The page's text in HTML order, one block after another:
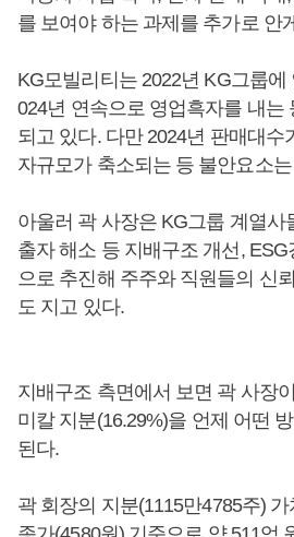
를 보여야 하는 과제를 추가로 안
KG모빌리티는 2022년 KG그룹에
024년 연속으로 영업흑자를 내는
되고 있다. 다만 2024년 판매대수
자규모가 축소되는 등 불안요소
아울러 곽 사장은 KG그룹 계열사
출자 해소 등 지배구조 개선,
으로 추진해 주주와 직원들의 신
도 지고 있다.
지배구조 측면에서 보면 곽 사장이
미칼 지분(16.29%)을 언제 어떤
된다.
곽 회장의 지분(1115만4785주)